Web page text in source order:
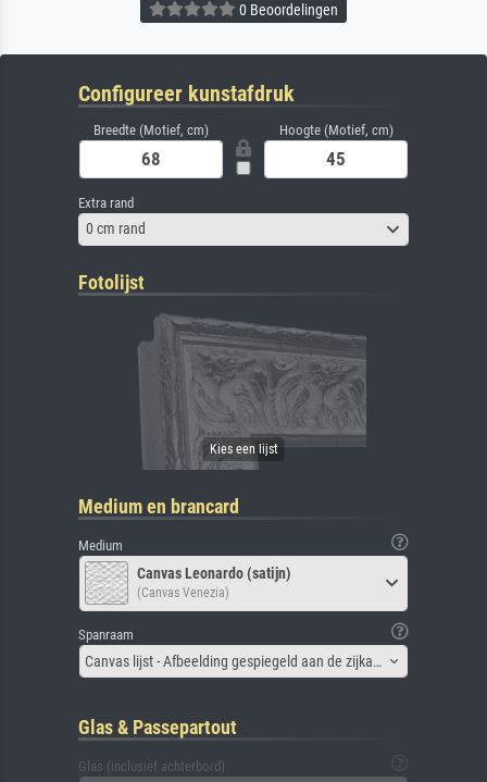
0 Beoordelingen
Configureer kunstafdruk
Breedte (Motief, cm) Hoogte (Motief, cm)
Extra rand
0 cm rand
Fotolijst
Medium en brancard
Medium
Canvas Leonardo (satijn)
(Canvas Venezia)
Spanraam
Canvas lijst - Afbeelding gespiegeld aan de zijkant
Glas & Passepartout
Glas (inclusief achterbord)